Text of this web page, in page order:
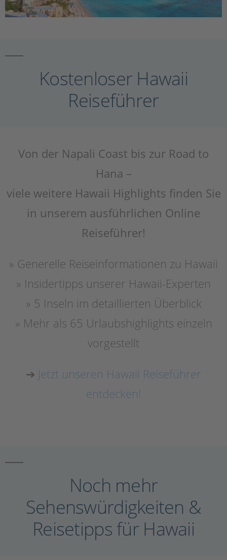
Kostenloser Hawaii
Reiseführer
Von der Napali Coast bis zur Road to
Hana –
viele weitere Hawaii Highlights finden Sie
in unserem ausführlichen Online
Reiseführer!
» Generelle Reiseinformationen zu Hawaii
» Insidertipps unserer Hawaii-Experten
» 5 Inseln im detaillierten Überblick
» Mehr als 65 Urlaubshighlights einzeln
vorgestellt
➔ Jetzt unseren Hawaii Reiseführer
entdecken!
Noch mehr
Sehenswürdigkeiten &
Reisetipps für Hawaii